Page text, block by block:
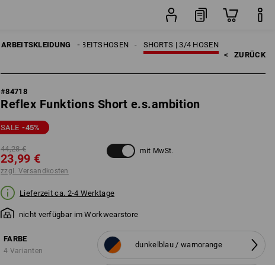
ARBEITSKLEIDUNG SHORTS | 3/4 HOSEN
ARBEITSHOSEN
HERREN
< ZURÜCK
#84718
Reflex Funktions Short e.s.ambition
SALE -45%
44,28 €
23,99 €
zzgl. Versandkosten
mit MwSt.
Lieferzeit ca. 2-4 Werktage
nicht verfügbar im Workwearstore
FARBE
4 Varianten
dunkelblau / warnorange